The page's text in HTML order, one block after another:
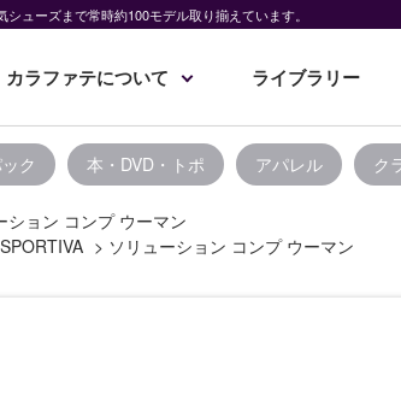
ューズまで常時約100モデル取り揃えています。
カラファテについて ライブラリー
ク 本・DVD・トポ アパレル ク
ション コンプ ウーマン
> ソリューション コンプ ウーマン